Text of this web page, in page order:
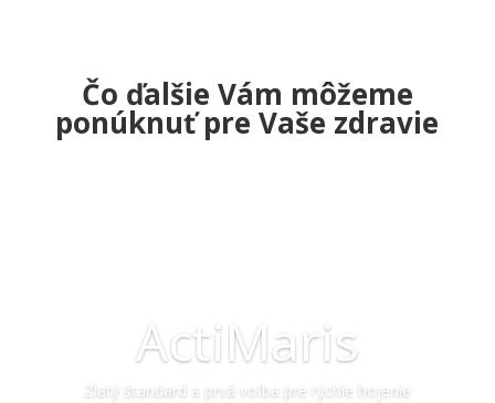
Čo ďalšie Vám môžeme
ponúknuť pre Vaše zdravie
ActiMaris
Zlatý štandard a prvá voľba pre rýchle hojenie